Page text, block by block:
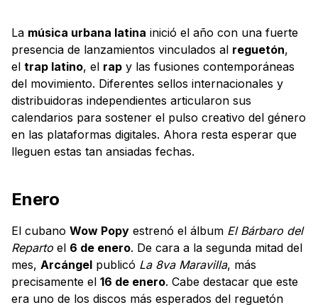
La música urbana latina inició el año con una fuerte
presencia de lanzamientos vinculados al reguetón,
el trap latino, el rap y las fusiones contemporáneas
del movimiento. Diferentes sellos internacionales y
distribuidoras independientes articularon sus
calendarios para sostener el pulso creativo del género
en las plataformas digitales. Ahora resta esperar que
lleguen estas tan ansiadas fechas.
Enero
El cubano Wow Popy estrenó el álbum El Bárbaro del
Reparto el 6 de enero. De cara a la segunda mitad del
mes, Arcángel publicó La 8va Maravilla, más
precisamente el 16 de enero. Cabe destacar que este
era uno de los discos más esperados del reguetón